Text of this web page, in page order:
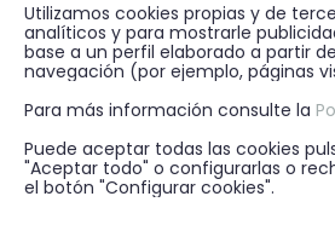
Utilizamos cookies propias y de
analíticos y para mostrarle
base a un perfil elaborado a partir
navegación (por ejemplo, páginas
Para más información consulte la
Puede aceptar todas las cookies
"Aceptar todo" o configurarlas o
el botón "Configurar cookies".